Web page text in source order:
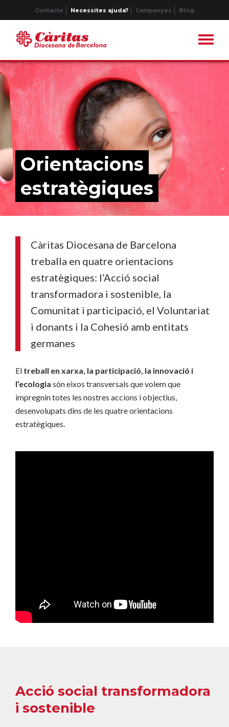
Contacte Necessites ajuda? Campanyes Blog
Orientacions
estratègiques
Càritas Diocesana de Barcelona
treballa en quatre orientacions
estratègiques: l’Acció social
transformadora i sostenible, la
Comunitat i participació, el Voluntariat
i donants i la Cohesió amb entitats
germanes
El treball en xarxa, la participació, la innovació i
l’ecologia són eixos transversals que volem que
impregnin totes les nostres accions i objectius,
desenvolupats dins de les quatre orientacions
estratègiques.
Acció social transformadora
i sostenible